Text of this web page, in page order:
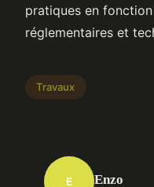
pratiques en
réglementaires et
Travaux
E Enzo